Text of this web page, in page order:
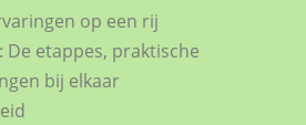
op een rij
etappes, praktische
bij elkaar